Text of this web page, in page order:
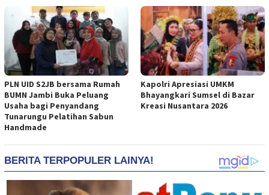
PLN UID S2JB bersama Rumah
BUMN Jambi Buka Peluang
Usaha bagi Penyandang
Tunarungu Pelatihan Sabun
Handmade
Kapolri Apresiasi UMKM
Bhayangkari Sumsel di Bazar
Kreasi Nusantara 2026